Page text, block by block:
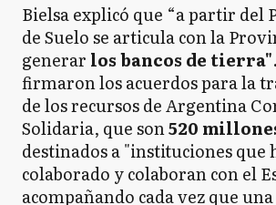
Bielsa explicó que “a partir del
de Suelo se articula con la
generar los bancos de tierra"
firmaron los acuerdos para la
de los recursos de Argentina
Solidaria, que son520
destinados a "instituciones que
colaborado y colaboran con el
acompañando cada vez que